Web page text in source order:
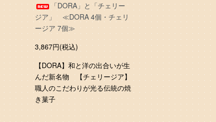
「DORA」と「チェリー
ジア」 ≪DORA 4個・チェリ
ージア 7個≫
3,867円(税込)
【DORA】和と洋の出合いが生
んだ新名物 【チェリージア】
職人のこだわりが光る伝統の焼
き菓子